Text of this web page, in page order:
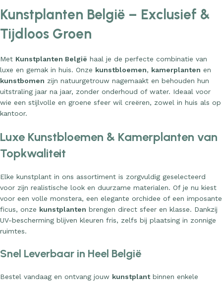
Kunstplanten België – Exclusief &
Tijdloos Groen
Met Kunstplanten België haal je de perfecte combinatie van
luxe en gemak in huis. Onze kunstbloemen, kamerplanten en
kunstbomen zijn natuurgetrouw nagemaakt en behouden hun
uitstraling jaar na jaar, zonder onderhoud of water. Ideaal voor
wie een stijlvolle en groene sfeer wil creëren, zowel in huis als op
kantoor.
Luxe Kunstbloemen & Kamerplanten van
Topkwaliteit
Elke kunstplant in ons assortiment is zorgvuldig geselecteerd
voor zijn realistische look en duurzame materialen. Of je nu kiest
voor een volle monstera, een elegante orchidee of een imposante
ficus, onze kunstplanten brengen direct sfeer en klasse. Dankzij
UV-bescherming blijven kleuren fris, zelfs bij plaatsing in zonnige
ruimtes.
Snel Leverbaar in Heel België
Bestel vandaag en ontvang jouw kunstplantbinnen enkele